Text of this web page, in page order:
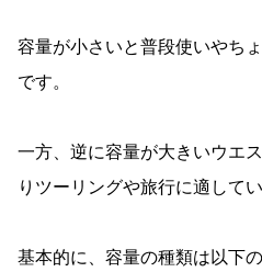
容量が小さいと普段使いやち
です。
一方、逆に容量が大きいウエ
りツーリングや旅行に適してい
基本的に、容量の種類は以下